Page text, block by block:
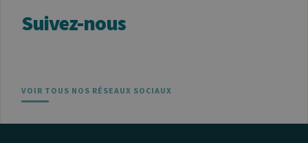
Suivez-nous
VOIR TOUS NOS RÉSEAUX SOCIAUX